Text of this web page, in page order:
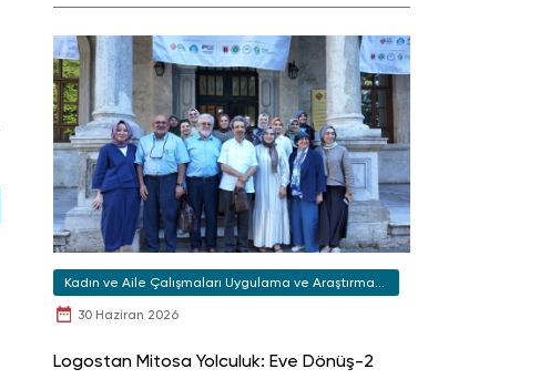
Kadın ve Aile Çalışmaları Uygulama ve Araştırma
Merkezi
30 Haziran 2026
Logostan Mitosa Yolculuk: Eve Dönüş-2